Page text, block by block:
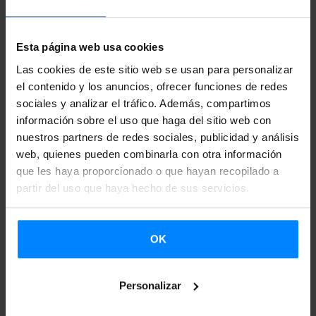
Esta página web usa cookies
Las cookies de este sitio web se usan para personalizar
el contenido y los anuncios, ofrecer funciones de redes
sociales y analizar el tráfico. Además, compartimos
información sobre el uso que haga del sitio web con
nuestros partners de redes sociales, publicidad y análisis
web, quienes pueden combinarla con otra información
que les haya proporcionado o que hayan recopilado a
partir del uso que haya hecho de sus servicios.
OK
Personalizar
para la concesión de subvenciones para la realización de
giras y temporadas teatrales en el año 2016 fuera del
ámbito territorial del euskera.
Gastos subvencionables
Los correspondientes a la participación en el festival o
actividad: desplazamiento, gastos de montaje en el lugar
dietas y alojamiento. No se admitirán nóminas ni cachés de
los artistas. No se admitirán gastos amortizables.